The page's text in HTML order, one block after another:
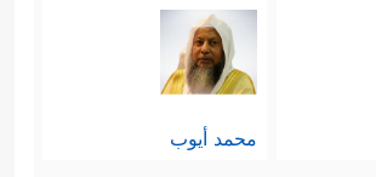
تنوُّع المهمّة، والفوارق
في طرائق إدارتها عقلًا
ورقَّة وهكذا، والسعي
محمد أيوب